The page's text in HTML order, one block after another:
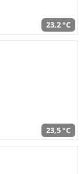
23,2 °C
23,5 °C